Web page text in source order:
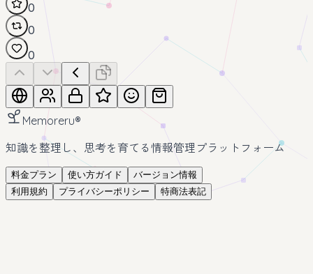
0
0
0
Memoreru®
知識を整理し、思考を育てる情報管理プラットフォーム
料金プラン 使い方ガイド
バージョン情報
利用規約
プライバシーポリシー 特商法表記